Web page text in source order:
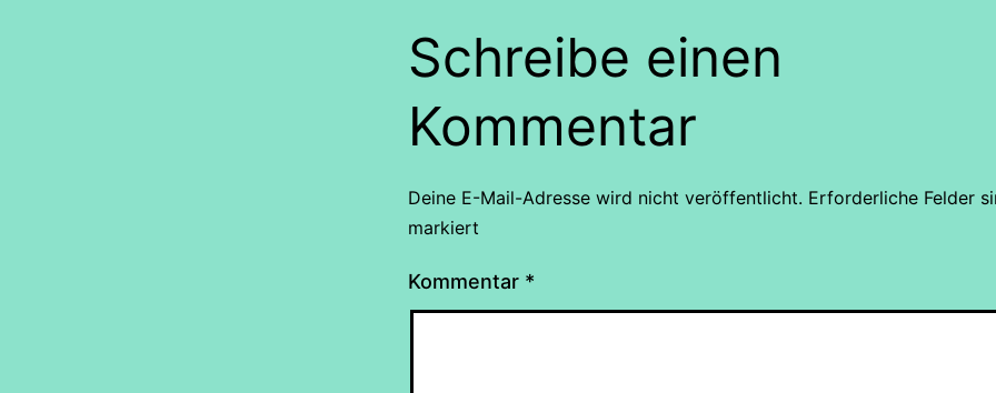
Schreibe einen
Kommentar
Deine E-Mail-Adresse wird nicht veröffentlicht. Erforderliche Felder
markiert
Kommentar *